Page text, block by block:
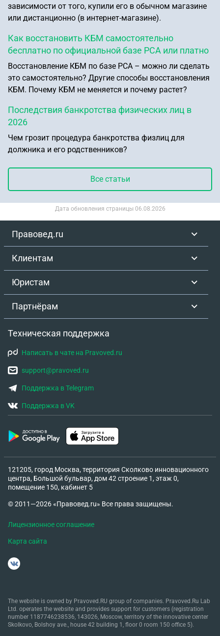
зависимости от того, купили его в обычном магазине
или дистанционно (в интернет-магазине).
Как восстановить КБМ самостоятельно
бесплатно по официальной базе РСА или платно
Восстановление КБМ по базе РСА – можно ли сделать
это самостоятельно? Другие способы восстановления
КБМ. Почему КБМ не меняется и почему растет?
Последствия банкротства физических лиц в
2026
Чем грозит процедура банкротства физлиц для
должника и его родственников?
Все статьи
Дата обновления страницы 06.08.2026
Правовед.ru
Клиентам
Юристам
Партнёрам
Техническая поддержка
Написать в чате на Pravoved.ru
support@pravoved.ru
Поддержка в Telegram
Поддержка в VK
121205, город Москва, территория Сколково инновационного
центра, Большой бульвар, дом 42 строение 1, этаж 0,
помещение 150, кабинет 5
© 2011—2026 «Правовед.ru» Все права защищены.
Лицензионное соглашение
Карта сайта
The website is owned by Pravoved.RU group of companies. Pravoved.Ru Lab
Ltd. operates the website and provides support for customers (registration
number 1187746238536, 143026, Moscow, territory of the innovative center
Skolkovo, Bolshoy ave., house 42 building 1, floor 0 room 150 office 5).